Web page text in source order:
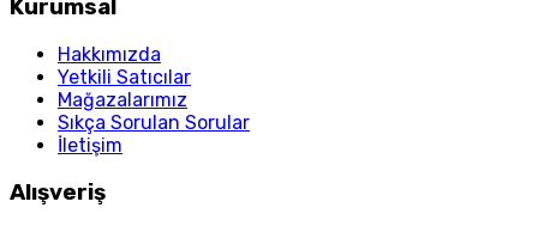
Kurumsal
Hakkımızda
Yetkili Satıcılar
Mağazalarımız
Sıkça Sorulan Sorular
İletişim
Alışveriş